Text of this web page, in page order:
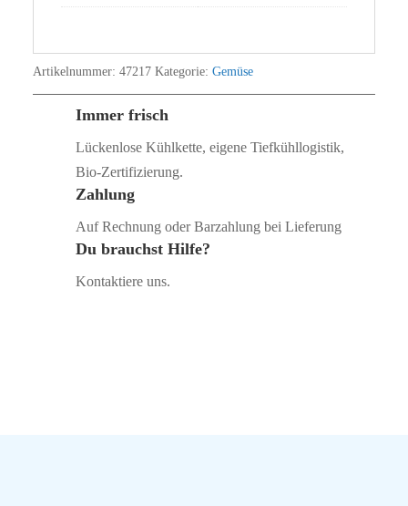
Artikelnummer: 47217 Kategorie: Gemüse
Immer frisch
Lückenlose Kühlkette, eigene Tiefkühllogistik,
Bio‑Zertifizierung.
Zahlung
Auf Rechnung oder Barzahlung bei Lieferung
Du brauchst Hilfe?
Kontaktiere uns.